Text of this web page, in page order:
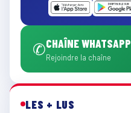
✆CHAÎNE WHATSAPP
Rejoindre la chaîne
LES + LUS